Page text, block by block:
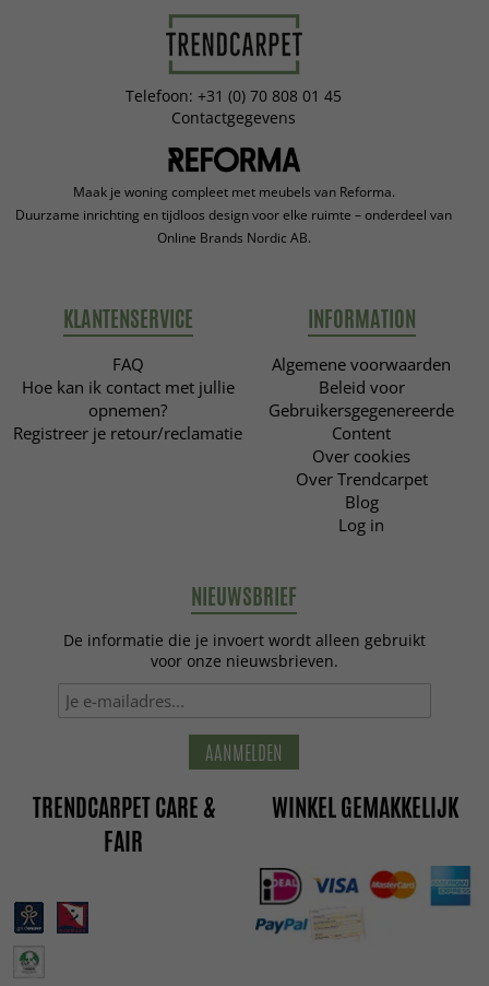
Telefoon: +31 (0) 70 808 01 45
Contactgegevens
Maak je woning compleet met meubels van Reforma.
Duurzame inrichting en tijdloos design voor elke ruimte – onderdeel van
Online Brands Nordic AB.
KLANTENSERVICE
FAQ
Hoe kan ik contact met jullie
opnemen?
Registreer je retour/reclamatie
INFORMATION
Algemene voorwaarden
Beleid voor
Gebruikersgegenereerde
Content
Over cookies
Over Trendcarpet
Blog
Log in
NIEUWSBRIEF
De informatie die je invoert wordt alleen gebruikt
voor onze nieuwsbrieven.
AANMELDEN
TRENDCARPET CARE &
FAIR
WINKEL GEMAKKELIJK